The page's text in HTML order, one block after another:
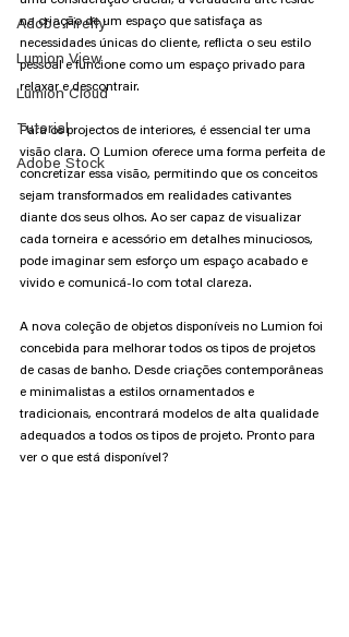
Adobe Firefly
Lumion View
Lumion Cloud
Tutorial
Adobe Stock
na criação de um espaço que satisfaça as
necessidades únicas do cliente, reflicta o seu estilo
pessoal e funcione como um espaço privado para
relaxar e descontrair.
Para os projectos de interiores, é essencial ter uma
visão clara. O Lumion oferece uma forma perfeita de
concretizar essa visão, permitindo que os conceitos
sejam transformados em realidades cativantes
diante dos seus olhos. Ao ser capaz de visualizar
cada torneira e acessório em detalhes minuciosos,
pode imaginar sem esforço um espaço acabado e
vivido e comunicá-lo com total clareza.
A nova coleção de objetos disponíveis no Lumion foi
concebida para melhorar todos os tipos de projetos
de casas de banho. Desde criações contemporâneas
e minimalistas a estilos ornamentados e
tradicionais, encontrará modelos de alta qualidade
adequados a todos os tipos de projeto. Pronto para
ver o que está disponível?